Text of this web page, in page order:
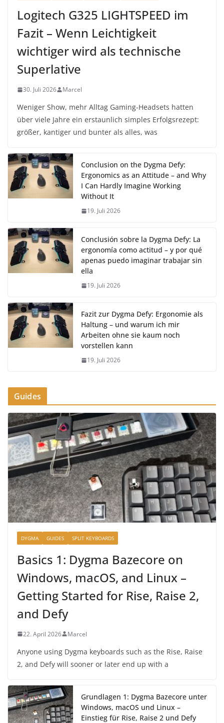
Logitech G325 LIGHTSPEED im
Fazit – Wenn Leichtigkeit
wichtiger wird als technische
Superlative
30. Juli 2026 Marcel
Weniger Show, mehr Alltag Gaming-Headsets hatten
über viele Jahre ein erstaunlich simples Erfolgsrezept:
größer, kantiger und bunter als alles, was
Conclusion on the Dygma Defy:
Ergonomics as an Attitude – and Why
I Can Hardly Imagine Working
Without It
19. Juli 2026
Conclusión sobre la Dygma Defy: La
ergonomía como actitud – y por qué
apenas puedo imaginar trabajar sin
ella
19. Juli 2026
Fazit zur Dygma Defy: Ergonomie als
Haltung – und warum ich mir
Arbeiten ohne sie kaum noch
vorstellen kann
19. Juli 2026
Guides
DYGMA GUIDES SPLIT KEYBOARDS
Basics 1: Dygma Bazecore on
Windows, macOS, and Linux –
Getting Started for Rise, Raise 2,
and Defy
22. April 2026 Marcel
Anyone using Dygma keyboards such as the Rise, Raise
2, and Defy will sooner or later end up with a
Grundlagen 1: Dygma Bazecore unter
Windows, macOS und Linux –
Einstieg für Rise, Raise 2 und Defy